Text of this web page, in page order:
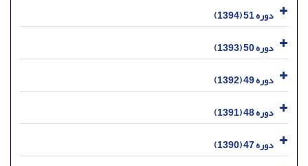
دوره 51 (1394)
دوره 50 (1393)
دوره 49 (1392)
دوره 48 (1391)
دوره 47 (1390)